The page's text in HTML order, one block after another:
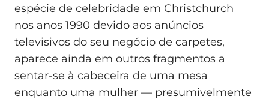
espécie de celebridade em Christchurch
nos anos 1990 devido aos anúncios
televisivos do seu negócio de carpetes,
aparece ainda em outros fragmentos a
sentar-se à cabeceira de uma mesa
enquanto uma mulher — presumivelmente